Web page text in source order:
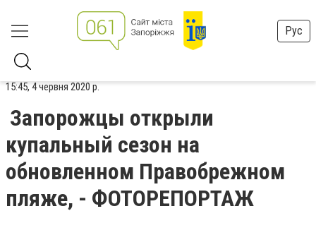
Рус
15:45, 4 червня 2020 р.
Запорожцы открыли
купальный сезон на
обновленном Правобрежном
пляже, - ФОТОРЕПОРТАЖ